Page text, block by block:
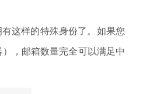
这样的特殊身份了。如果您
，邮箱数量完全可以满足中